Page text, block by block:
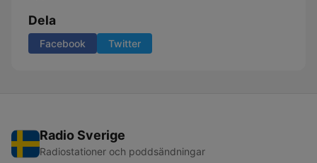
Dela
Facebook Twitter
Radio Sverige
Radiostationer och poddsändningar